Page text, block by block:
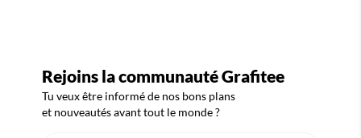
Rejoins la communauté Grafitee
Tu veux être informé de nos bons plans
et nouveautés avant tout le monde ?